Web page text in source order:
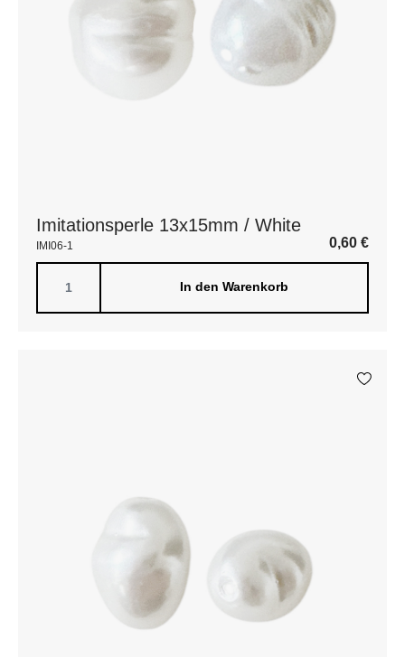
Imitationsperle 13x15mm / White
IMI06-1 0,60 €
In den Warenkorb